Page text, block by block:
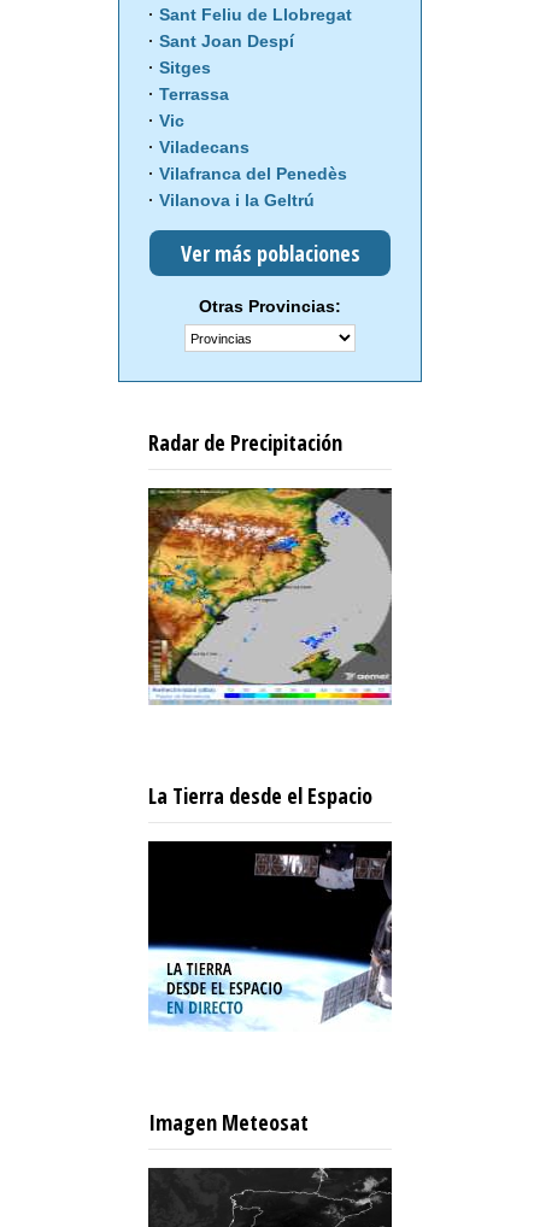
Sant Feliu de Llobregat
Sant Joan Despí
Sitges
Terrassa
Vic
Viladecans
Vilafranca del Penedès
Vilanova i la Geltrú
Ver más poblaciones
Otras Provincias:
Radar de Precipitación
La Tierra desde el Espacio
Imagen Meteosat